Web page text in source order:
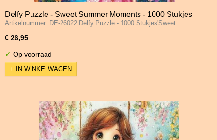
Delfy Puzzle - Sweet Summer Moments - 1000 Stukjes
Artikelnummer: DE-26022 Delfy Puzzle - 1000 Stukjes'Sweet…
€ 26,95
✓ Op voorraad
IN WINKELWAGEN